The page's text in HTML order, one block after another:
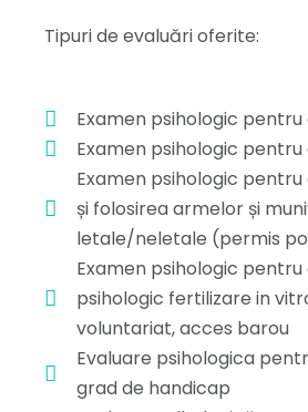
Tipuri de evaluări oferite:
Examen psihologic
Examen psihologic
Examen psihologic
și folosirea armelor și
letale/neletale (permis
Examen psihologic
psihologic fertilizare in
voluntariat, acces barou
Evaluare psihologica
grad de handicap